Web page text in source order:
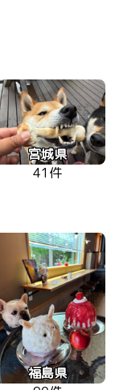
宮城県
41件
福島県